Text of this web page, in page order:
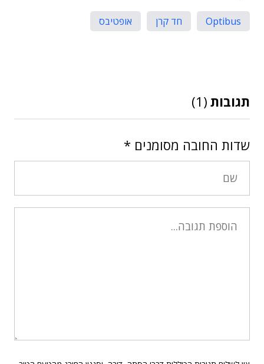
Optibus חד קרן אופטיבס
תגובות (1)
שדות החובה מסומנים *